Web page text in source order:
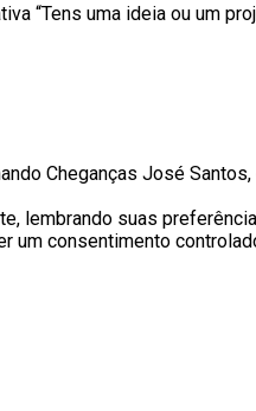
“Tens uma ideia ou um
Cheganças José
lembrando suas
um consentimento